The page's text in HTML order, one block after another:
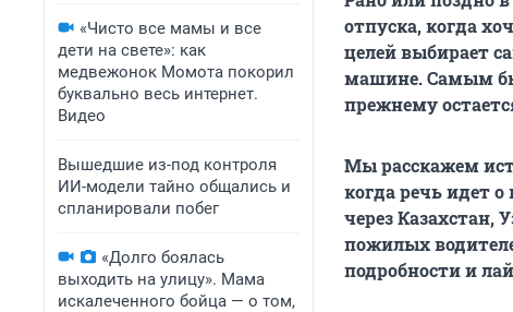
«Чисто все мамы и все
дети на свете»: как
медвежонок Момота покорил
буквально весь интернет.
Видео
Вышедшие из-под контроля
ИИ-модели тайно общались и
спланировали побег
«Долго боялась
выходить на улицу». Мама
искалеченного бойца — о том,
отпуска, когда
целей выбирает
машине. Самым
прежнему
Мы расскажем
когда речь идет
через Казахстан,
пожилых
подробности и